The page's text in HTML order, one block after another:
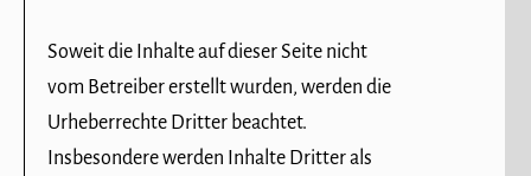
Soweit die Inhalte auf dieser Seite nicht
vom Betreiber erstellt wurden, werden die
Urheberrechte Dritter beachtet.
Insbesondere werden Inhalte Dritter als